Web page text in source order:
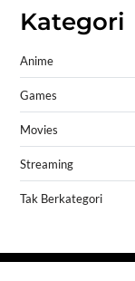
Kategori
Anime
Games
Movies
Streaming
Tak Berkategori